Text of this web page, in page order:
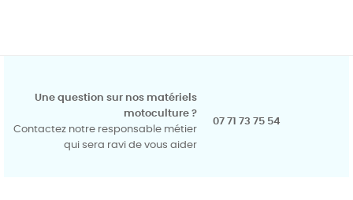
Une question sur nos matériels
motoculture ?
Contactez notre responsable métier
qui sera ravi de vous aider
07 71 73 75 54